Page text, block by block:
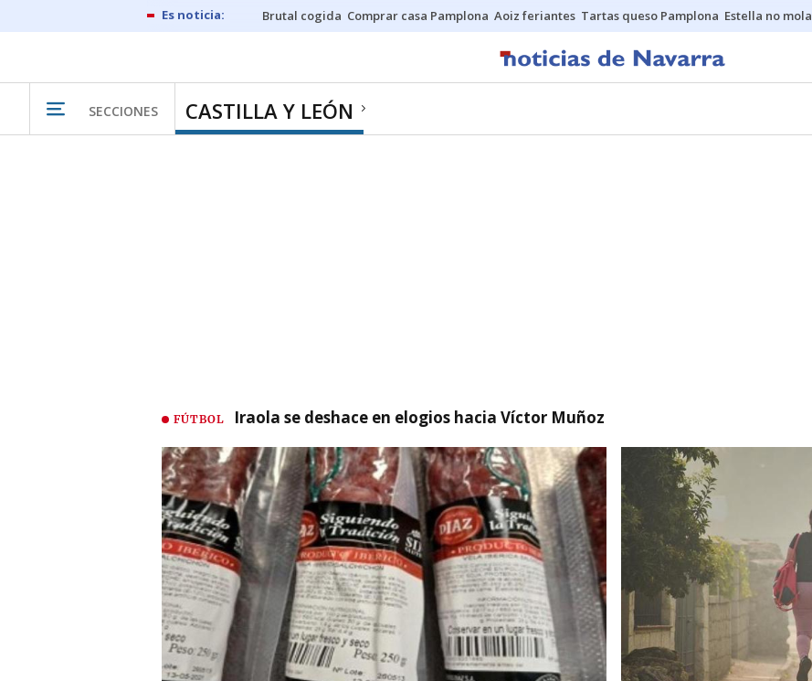
Brutal cogida Comprar casa Pamplona Aoiz feriantes Tartas queso Pamplona Estella no mola
SECCIONES CASTILLA Y LEÓN
FÚTBOL Iraola se deshace en elogios hacia Víctor Muñoz